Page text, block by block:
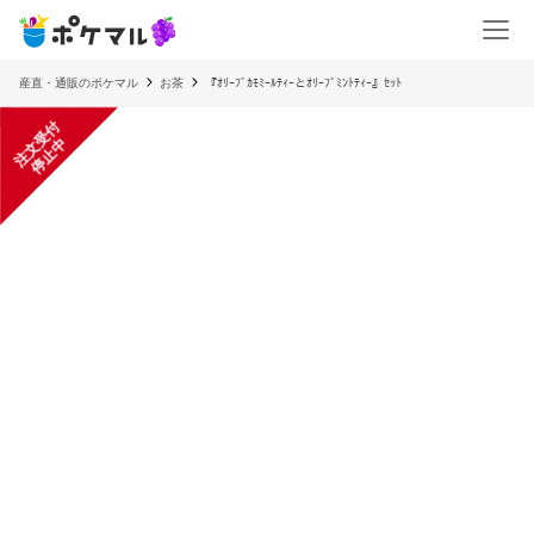
産直・通販のポケマル お茶 『ｵﾘｰﾌﾞｶﾓﾐｰﾙﾃｨｰとｵﾘｰﾌﾞﾐﾝﾄﾃｨｰ』ｾｯﾄ
注
文
受
付
停
止
中